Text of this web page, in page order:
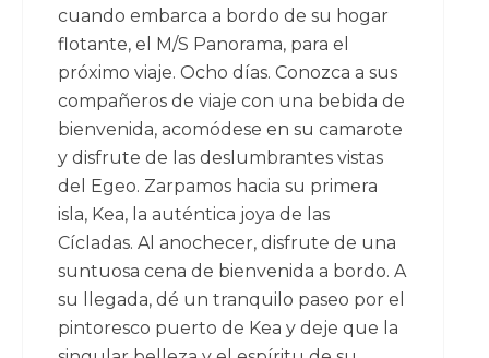
cuando embarca a bordo de su hogar
flotante, el M/S Panorama, para el
próximo viaje. Ocho días. Conozca a sus
compañeros de viaje con una bebida de
bienvenida, acomódese en su camarote
y disfrute de las deslumbrantes vistas
del Egeo. Zarpamos hacia su primera
isla, Kea, la auténtica joya de las
Cícladas. Al anochecer, disfrute de una
suntuosa cena de bienvenida a bordo. A
su llegada, dé un tranquilo paseo por el
pintoresco puerto de Kea y deje que la